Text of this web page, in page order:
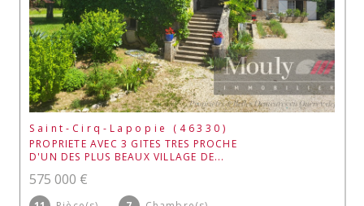
Saint-Cirq-Lapopie (46330)
PROPRIETE AVEC 3 GITES TRES PROCHE
D'UN DES PLUS BEAUX VILLAGE DE...
575 000 €